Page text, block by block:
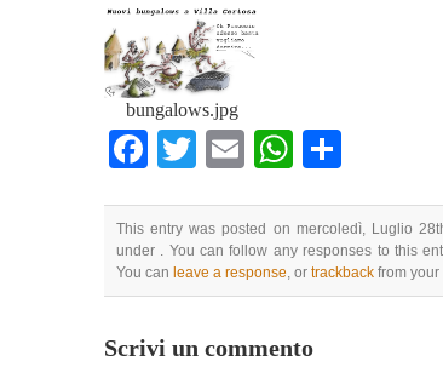
bungalows.jpg
Facebook
TwitterEmailWhatsApp
This entry was posted on mercoledì, Luglio
under . You can follow any responses to this
You can leave a response, or trackback from
Scrivi un commento